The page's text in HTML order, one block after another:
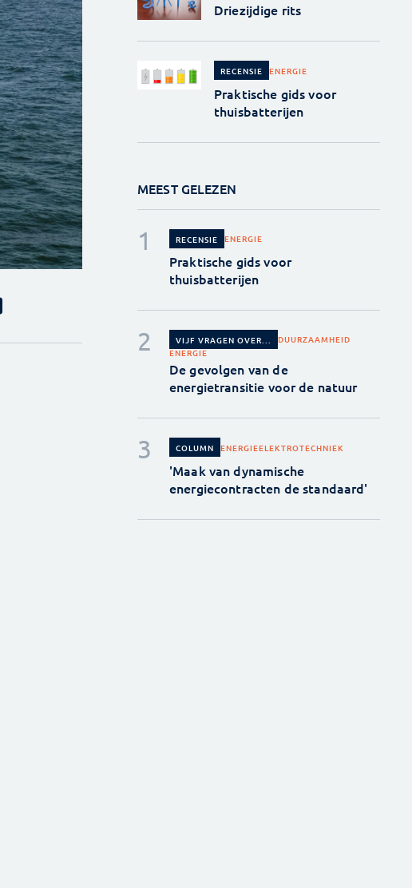
Driezijdige rits
RECENSIE ENERGIE
Praktische gids voor
thuisbatterijen
MEEST GELEZEN
RECENSIE ENERGIE
Praktische gids voor
thuisbatterijen
VIJF VRAGEN OVER...
DUURZAAMHEID
ENERGIE
De gevolgen van de
energietransitie voor de natuur
COLUMN ENERGIEELEKTROTECHNIEK
'Maak van dynamische
energiecontracten de standaard'